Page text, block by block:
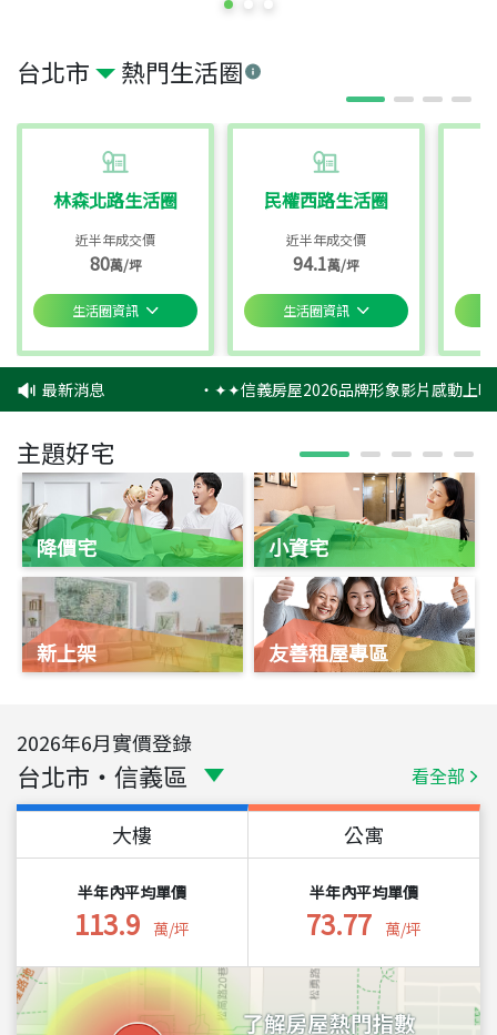
台北市 熱門生活圈
林森北路生活圈
近半年成交價
80萬/坪
生活圈資訊
民權西路生活圈
近半年成交價
94.1萬/坪
生活圈資訊
最新消息 ‧✦✦信義房屋2026品牌形象影片感動上
主題好宅
降價宅
新上架
小資宅
友善租屋專區
2026年6月實價登錄
台北市 ・ 信義區 看全部
大樓
半年內平均單價
113.9 萬/坪
公寓
半年內平均單價
73.77 萬/坪